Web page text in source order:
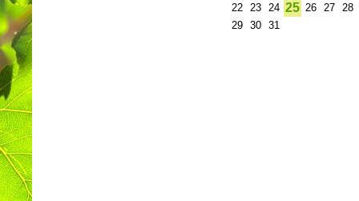
22 23 24 25 26 27 28
29 30 31